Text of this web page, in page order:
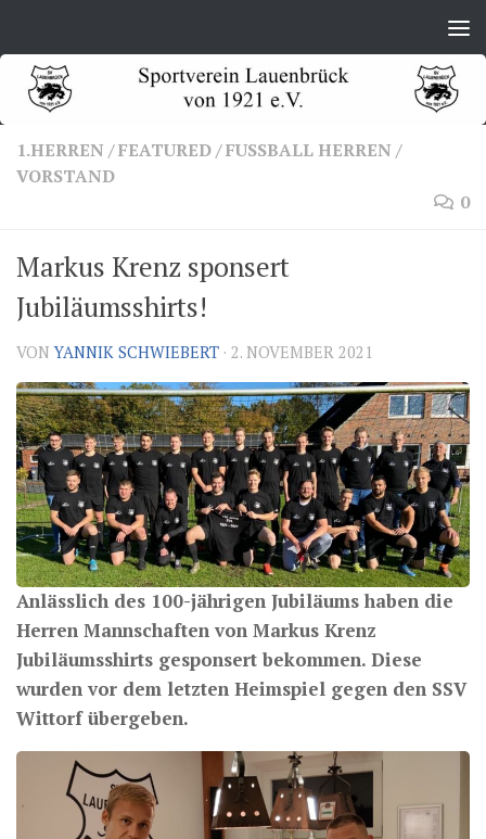
1.HERREN /FEATURED/FUSSBALL HERREN /
VORSTAND
0
Markus Krenz sponsert
Jubiläumsshirts!
VONYANNIK SCHWIEBERT · 2. NOVEMBER 2021
Anlässlich des 100-jährigen Jubiläums haben die
Herren Mannschaften von Markus Krenz
Jubiläumsshirts gesponsert bekommen. Diese
wurden vor dem letzten Heimspiel gegen den SSV
Wittorf übergeben.